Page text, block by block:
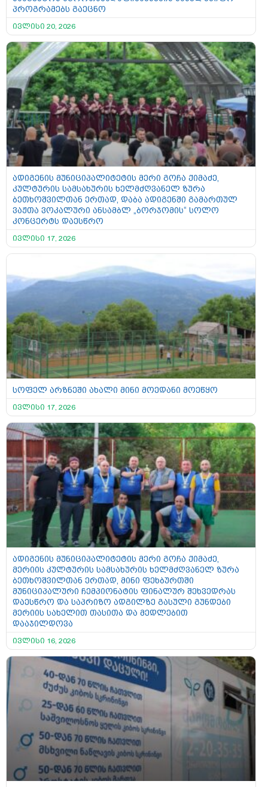
პროგრამებს გაეცნო
ივლისი 20, 2026
ადიგენის მუნიციპალიტეტის მერი გოჩა ქიმაძე,
კულტურის სამსახურის ხელმძღვანელ ზურა
ბეთხოშვილთან ერთად, დაბა ადიგენში გამართულ
ვაჟთა ვოკალური ანსამბლ „ბორჯომის“ სოლო
კონცერტს დაესწრო
ივლისი 17, 2026
სოფელ არზნეში ახალი მინი მოედანი მოეწყო
ივლისი 17, 2026
ადიგენის მუნიციპალიტეტის მერი გოჩა ქიმაძე,
მერიის კულტურის სამსახურის ხელმძღვანელ ზურა
ბეთხოშვილთან ერთად, მინი ფეხბურთში
მუნიციპალური ჩემპიონატის ფინალურ შეხვედრას
დაესწრო და საპრიზო ადგილზე გასული გუნდები
მერიის სახელით თასითა და მედლებით
დააჯილდოვა
ივლისი 16, 2026